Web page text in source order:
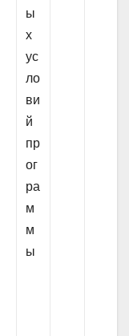
ы
х
ус
ло
ви
й
пр
ог
ра
м
м
ы